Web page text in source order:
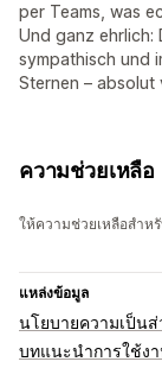
per Teams, was
Und ganz ehrlich:
sympathisch und
Sternen – absolut
ความช่วยเหลือ
ให้ความช่วยเหลือสำห
แหล่งข้อมูล
นโยบายความเป็น
บทแนะนำการใช้ง